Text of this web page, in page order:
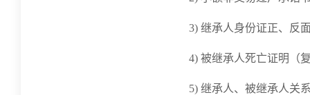
3) 继承人身份证正、反
4) 被继承人死亡证明（
5) 继承人、被继承人关